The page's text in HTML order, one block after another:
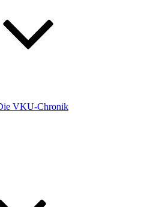
VKU-Chronik